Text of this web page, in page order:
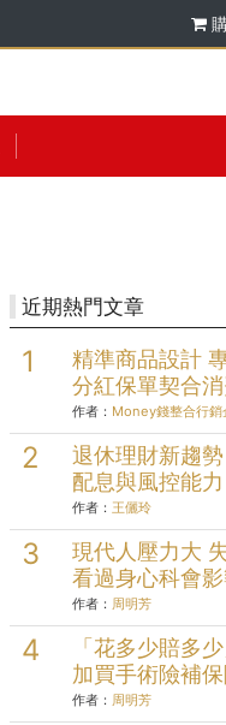
近期熱門文章
精準商品設計
分紅保單契合
作者： Money錢整合行銷
退休理財新趨
配息與風控能力
作者： 王儷玲
現代人壓力大
看過身心科會
作者： 周明芳
「花多少賠多
加買手術險補保
作者： 周明芳